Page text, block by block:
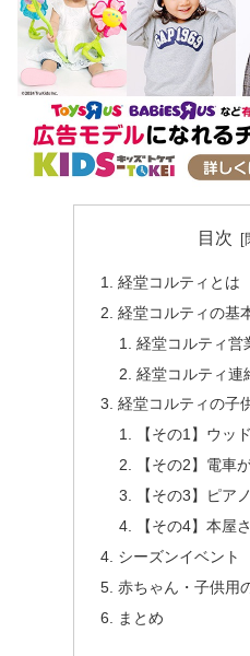
目次
経堂コルティとは
経堂コルティの基
経堂コルティ営
経堂コルティ連
経堂コルティの子
【その1】ウッ
【その2】電車
【その3】ピアノ
【その4】本屋
シーズンイベント
赤ちゃん・子供用
まとめ